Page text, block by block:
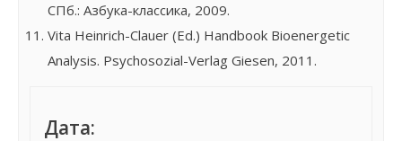
СПб.: Азбука-классика, 2009.
Vita Heinrich-Clauer (Ed.) Handbook Bioenergetic
Analysis. Psychosozial-Verlag Giesen, 2011.
Дата: